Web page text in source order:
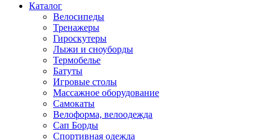
Каталог
Велосипеды
Тренажеры
Гироскутеры
Лыжи и сноуборды
Термобелье
Батуты
Игровые столы
Массажное оборудование
Самокаты
Велоформа, велоодежда
Сап Борды
Спортивная одежда